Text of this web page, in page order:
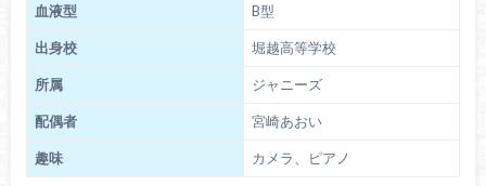
血液型 B型
出身校 堀越高等学校
所属 ジャニーズ
配偶者 宮崎あおい
趣味 カメラ、ピアノ